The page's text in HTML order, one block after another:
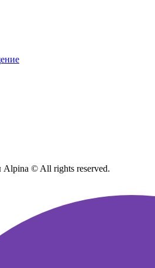
© All rights reserved.